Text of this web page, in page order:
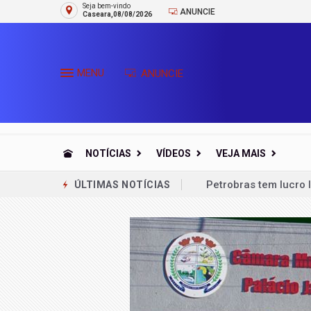
Seja bem-vindo
Caseara,08/08/2026
ANUNCIE
MENU ANUNCIE
NOTÍCIAS VÍDEOS VEJA MAIS
ÚLTIMAS NOTÍCIAS
Petrobras tem lucro
Balança comercial
Milei recua em
Leilões de petróleo
Trump assina